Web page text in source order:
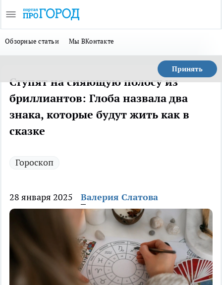
Обзорные статьи Мы ВКонтакте
Принять
Ступят на сияющую полосу из
бриллиантов: Глоба назвала два
знака, которые будут жить как в
сказке
Гороскоп
28 января 2025 Валерия Слатова